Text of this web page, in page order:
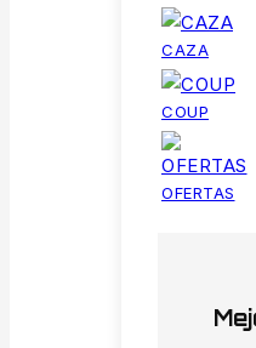
CAZA
COUP
OFERTAS